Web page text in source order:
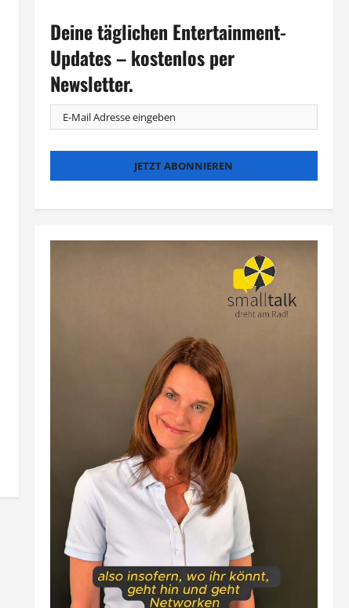
Deine täglichen Entertainment-
Updates – kostenlos per
Newsletter.